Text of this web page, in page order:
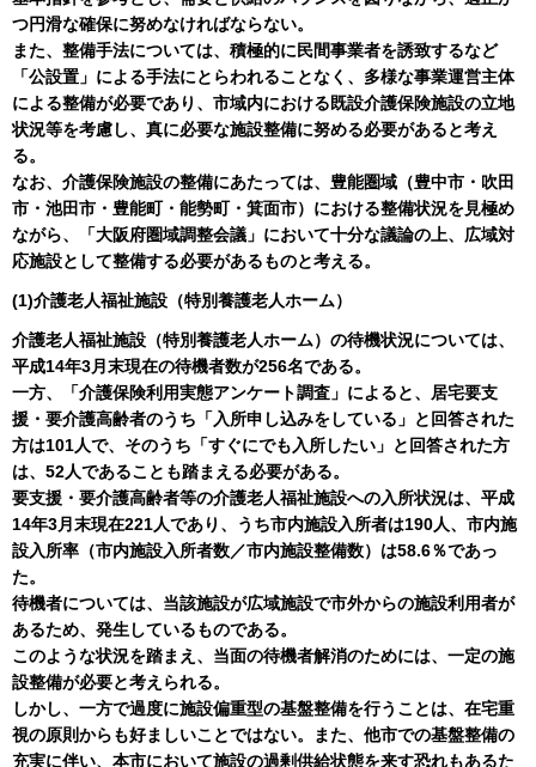
つ円滑な確保に努めなければならない。
また、整備手法については、積極的に民間事業者を誘致するなど
「公設置」による手法にとらわれることなく、多様な事業運営主体
による整備が必要であり、市域内における既設介護保険施設の立地
状況等を考慮し、真に必要な施設整備に努める必要があると考え
る。
なお、介護保険施設の整備にあたっては、豊能圏域（豊中市・吹田
市・池田市・豊能町・能勢町・箕面市）における整備状況を見極め
ながら、「大阪府圏域調整会議」において十分な議論の上、広域対
応施設として整備する必要があるものと考える。
(1)介護老人福祉施設（特別養護老人ホーム）
介護老人福祉施設（特別養護老人ホーム）の待機状況については、
平成14年3月末現在の待機者数が256名である。
一方、「介護保険利用実態アンケート調査」によると、居宅要支
援・要介護高齢者のうち「入所申し込みをしている」と回答された
方は101人で、そのうち「すぐにでも入所したい」と回答された方
は、52人であることも踏まえる必要がある。
要支援・要介護高齢者等の介護老人福祉施設への入所状況は、平成
14年3月末現在221人であり、うち市内施設入所者は190人、市内施
設入所率（市内施設入所者数／市内施設整備数）は58.6％であっ
た。
待機者については、当該施設が広域施設で市外からの施設利用者が
あるため、発生しているものである。
このような状況を踏まえ、当面の待機者解消のためには、一定の施
設整備が必要と考えられる。
しかし、一方で過度に施設偏重型の基盤整備を行うことは、在宅重
視の原則からも好ましいことではない。また、他市での基盤整備の
充実に伴い、本市において施設の過剰供給状態を来す恐れもあるた